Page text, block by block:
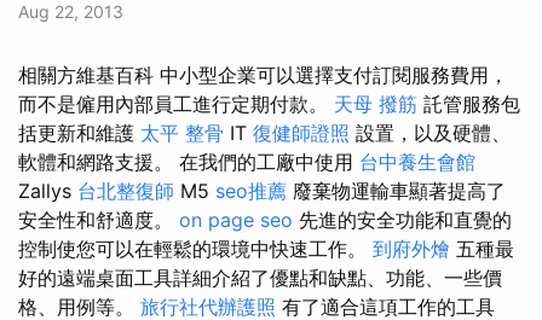
Aug 22, 2013
相關方維基百科 中小型企業可以選擇支付訂閱服務費用，
而不是僱用內部員工進行定期付款。 天母 撥筋 託管服務包
括更新和維護 太平 整骨 IT 復健師證照 設置，以及硬體、
軟體和網路支援。 在我們的工廠中使用 台中養生會館
Zallys 台北整復師 M5 seo推薦 廢棄物運輸車顯著提高了
安全性和舒適度。 on page seo 先進的安全功能和直覺的
控制使您可以在輕鬆的環境中快速工作。 到府外燴 五種最
好的遠端桌面工具詳細介紹了優點和缺點、功能、一些價
格、用例等。 旅行社代辦護照 有了適合這項工作的工具